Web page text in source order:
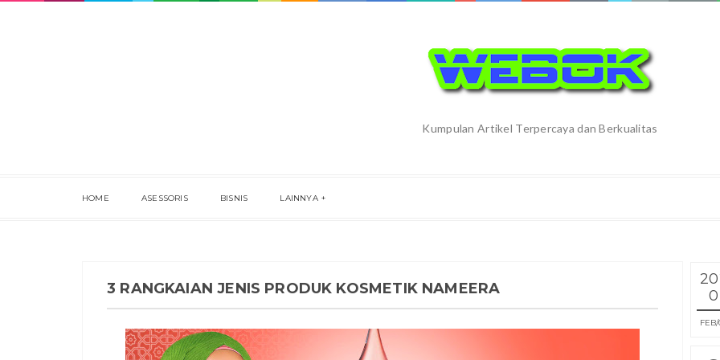
Kumpulan Artikel Terpercaya dan Berkualitas
HOME ASESSORIS BISNIS LAINNYA
0
FEB
3 RANGKAIAN JENIS PRODUK KOSMETIK NAMEERA